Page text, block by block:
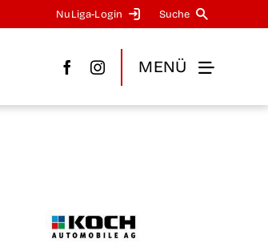
NuLi­­ga-Log­in Suche
MENÜ